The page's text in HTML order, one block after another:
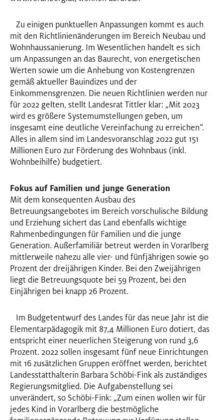
Zu einigen punktuellen Anpassungen kommt es auch
mit den Richtlinienänderungen im Bereich Neubau und
Wohnhaussanierung. Im Wesentlichen handelt es sich
um Anpassungen an das Baurecht, von energetischen
Werten sowie um die Anhebung von Kostengrenzen
gemäß aktueller Bauindizes und der
Einkommensgrenzen. Die neuen Richtlinien werden nur
für 2022 gelten, stellt Landesrat Tittler klar: „Mit 2023
wird es größere Systemumstellungen geben, um
insgesamt eine deutliche Vereinfachung zu erreichen“.
Alles in allem sind im Landesvoranschlag 2022 gut 151
Millionen Euro zur Förderung des Wohnbaus (inkl.
Wohnbeihilfe) budgetiert.
Fokus auf Familien und junge Generation
Mit dem konsequenten Ausbau des
Betreuungsangebotes im Bereich vorschulische Bildung
und Erziehung sichert das Land ebenfalls wichtige
Rahmenbedingungen für Familien und die junge
Generation. Außerfamiliär betreut werden in Vorarlberg
mittlerweile nahezu alle vier- und fünfjährigen sowie 90
Prozent der dreijährigen Kinder. Bei den Zweijährigen
liegt die Betreuungsquote bei 59 Prozent, bei den
Einjährigen bei knapp 26 Prozent.
Im Budgetentwurf des Landes für das neue Jahr ist die
Elementarpädagogik mit 87,4 Millionen Euro dotiert, das
entspricht einer neuerlichen Steigerung von rund 3,6
Prozent. 2022 sollen insgesamt fünf neue Einrichtungen
mit 16 zusätzlichen Gruppen eröffnet werden, berichtet
Landesstatthalterin Barbara Schöbi-Fink als zuständiges
Regierungsmitglied. Die Aufgabenstellung sei
unverändert, so Schöbi-Fink: „Zum einen wollen wir für
jedes Kind in Vorarlberg die bestmögliche